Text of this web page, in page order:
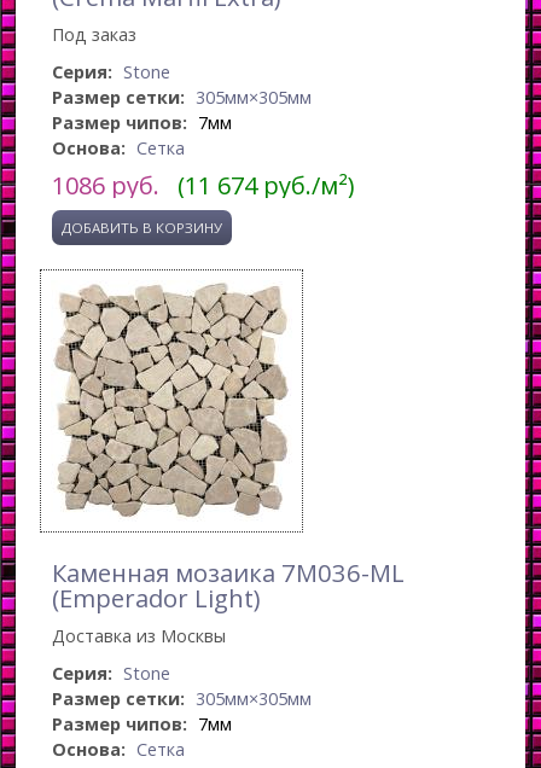
Под заказ
Серия: Stone
Размер сетки: 305мм×305мм
Размер чипов: 7мм
Основа: Сетка
1086 руб. (11 674 руб./м²)
Каменная мозаика 7M036-ML
(Emperador Light)
Доставка из Москвы
Серия: Stone
Размер сетки: 305мм×305мм
Размер чипов: 7мм
Основа: Сетка